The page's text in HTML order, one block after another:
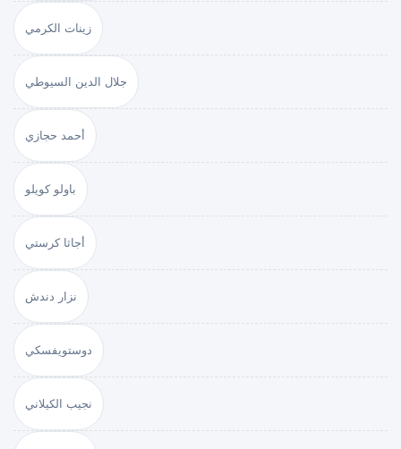
زينات الكرمي
جلال الدين السيوطي
أحمد حجازي
باولو كويلو
أجاثا كرستي
نزار دندش
دوستويفسكي
نجيب الكيلاني